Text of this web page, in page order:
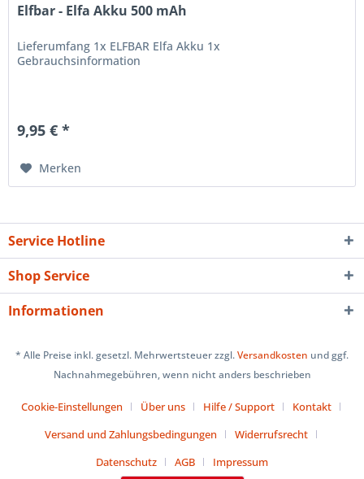
Elfbar - Elfa Akku 500 mAh
Lieferumfang 1x ELFBAR Elfa Akku 1x
Gebrauchsinformation
9,95 € *
Merken
Service Hotline
Shop Service
Informationen
* Alle Preise inkl. gesetzl. Mehrwertsteuer zzgl.Versandkosten und ggf.
Nachnahmegebühren, wenn nicht anders beschrieben
Cookie-Einstellungen Über uns Hilfe / Support
Kontakt
Versand und Zahlungsbedingungen
Widerrufsrecht
Datenschutz
AGB Impressum